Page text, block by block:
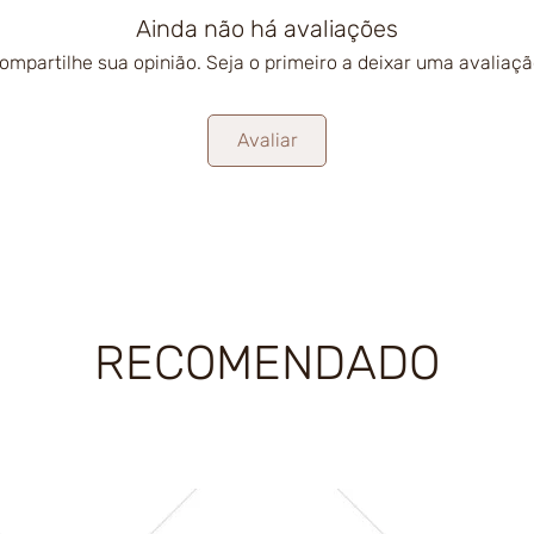
Ainda não há avaliações
sua opinião. Seja o primeiro a deixar uma
Avaliar
RECOMENDADO